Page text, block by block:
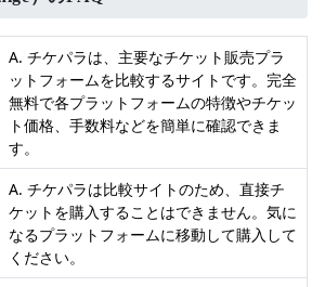
A. チケパラは、主要なチケット販売プラ
ットフォームを比較するサイトです。完全
無料で各プラットフォームの特徴やチケッ
ト価格、手数料などを簡単に確認できま
す。
A. チケパラは比較サイトのため、直接チ
ケットを購入することはできません。気に
なるプラットフォームに移動して購入して
ください。